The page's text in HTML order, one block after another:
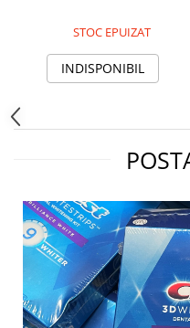
STOC EPUIZAT
INDISPONIBIL